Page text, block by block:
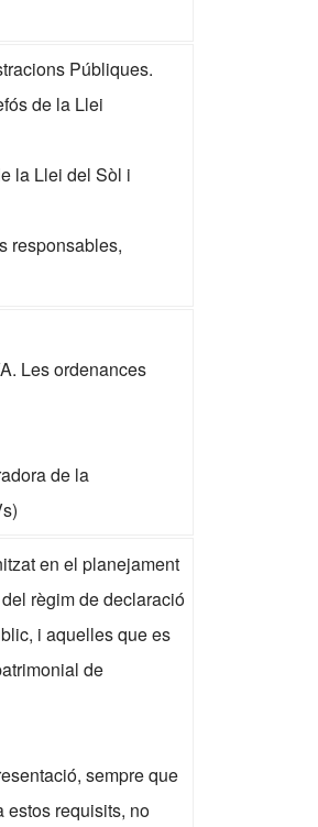
Públiques.
de la Llei
la Llei del Sòl i
responsables,
Les ordenances
de la
en el planejament
règim de declaració
i aquelles que es
de
sempre que
estos requisits, no